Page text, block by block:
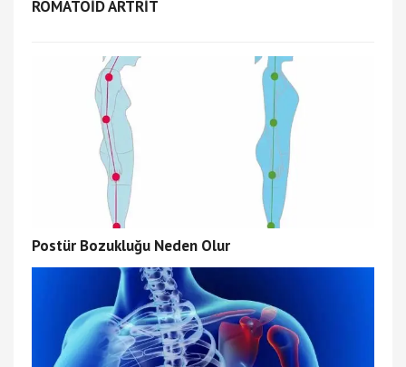
ROMATOİD ARTRİT
Postür Bozukluğu Neden Olur